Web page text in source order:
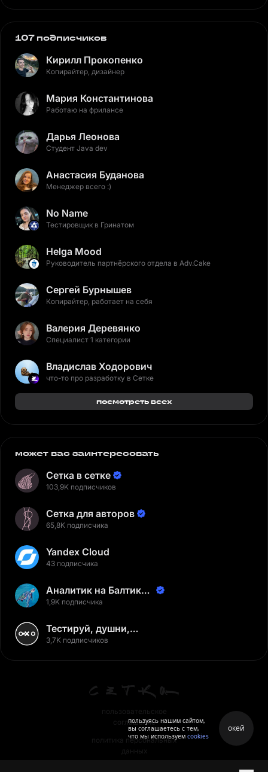
107 подписчиков
Кирилл Прокопенко
Копирайтер, дизайнер
Мария Константинова
Работаю на фрилансе
Дарья Леонова
Студент Java dev
Анастасия Буданова
Менеджер всего :)
No Name
Тестировщик в Гринатом
Helga Mood
Руководитель партнёрского отдела в Adv.Cake
Сергей Бурнышев
Копирайтер, работает на себя
Валерия Деревянко
Специалист 1 категории
Владислав Ходорович
что-то про разработку в Сетке
посмотреть всех
может вас заинтересовать
Сетка в сетке
103,9K подписчиков
Сетка для авторов
65,8K подписчика
Yandex Cloud
43 подписчика
Аналитик на Балтике |
Неверов Станислав
1,9K подписчика
Тестируй, душни,
наслаждайся
3,7K подписчиков
пользовательское
соглашение
политика персональных
данных
пользуясь нашим сайтом,
вы соглашаетесь с тем,
что мы используем cookies
окей